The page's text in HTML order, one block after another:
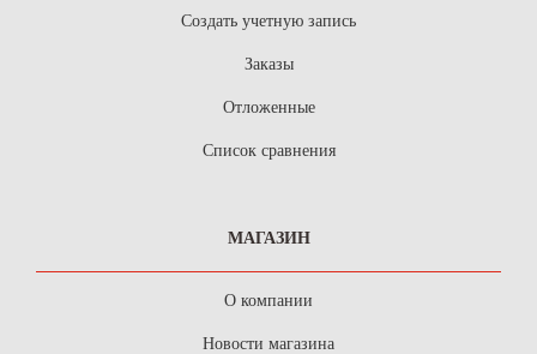
Создать учетную запись
Заказы
Отложенные
Список сравнения
МАГАЗИН
О компании
Новости магазина